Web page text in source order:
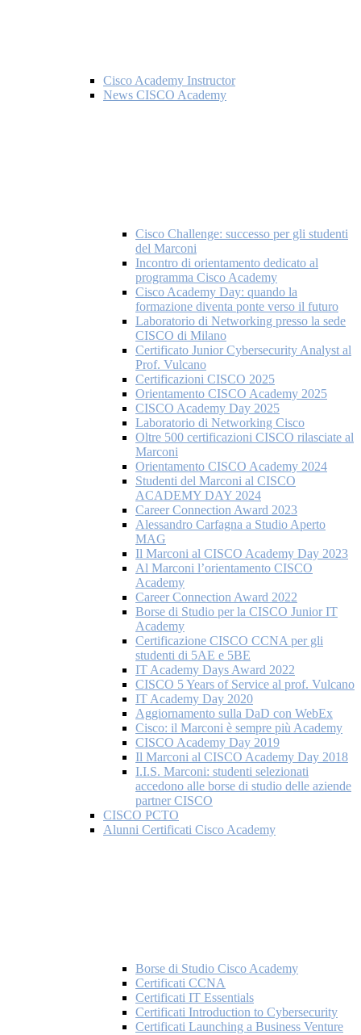
Cisco Academy Instructor
News CISCO Academy
Cisco Challenge: successo per gli studenti
del Marconi
Incontro di orientamento dedicato al
programma Cisco Academy
Cisco Academy Day: quando la
formazione diventa ponte verso il futuro
Laboratorio di Networking presso la sede
CISCO di Milano
Certificato Junior Cybersecurity Analyst al
Prof. Vulcano
Certificazioni CISCO 2025
Orientamento CISCO Academy 2025
CISCO Academy Day 2025
Laboratorio di Networking Cisco
Oltre 500 certificazioni CISCO rilasciate al
Marconi
Orientamento CISCO Academy 2024
Studenti del Marconi al CISCO
ACADEMY DAY 2024
Career Connection Award 2023
Alessandro Carfagna a Studio Aperto
MAG
Il Marconi al CISCO Academy Day 2023
Al Marconi l’orientamento CISCO
Academy
Career Connection Award 2022
Borse di Studio per la CISCO Junior IT
Academy
Certificazione CISCO CCNA per gli
studenti di 5AE e 5BE
IT Academy Days Award 2022
CISCO 5 Years of Service al prof. Vulcano
IT Academy Day 2020
Aggiornamento sulla DaD con WebEx
Cisco: il Marconi è sempre più Academy
CISCO Academy Day 2019
Il Marconi al CISCO Academy Day 2018
I.I.S. Marconi: studenti selezionati
accedono alle borse di studio delle aziende
partner CISCO
CISCO PCTO
Alunni Certificati Cisco Academy
Borse di Studio Cisco Academy
Certificati CCNA
Certificati IT Essentials
Certificati Introduction to Cybersecurity
Certificati Launching a Business Venture